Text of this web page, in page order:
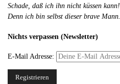
Schade, daß ich ihn nicht küssen kann!
Denn ich bin selbst dieser brave Mann.
Nichts verpassen (Newsletter)
E-Mail Adresse: